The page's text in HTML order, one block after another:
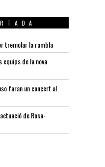
tremolar la rambla
equips de la nova
faran un concert al
de Rosa-